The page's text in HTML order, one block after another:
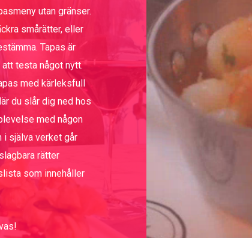
utan gränser.
smårätter, eller
Tapas är
testa något nytt.
med kärleksfull
du slår dig ned hos
med någon
i själva verket går
rätter
som innehåller